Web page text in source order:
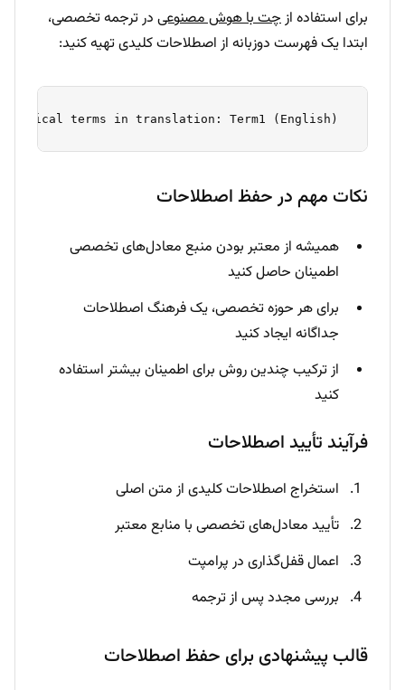
برای استفاده ازچت با هوش مصنوعی در ترجمه تخصصی،
ابتدا یک فهرست دوزبانه از اصطلاحات کلیدی تهیه کنید:
نکات مهم در حفظ اصطلاحات
همیشه از معتبر بودن منبع معادل‌های تخصصی
اطمینان حاصل کنید
برای هر حوزه تخصصی، یک فرهنگ اصطلاحات
جداگانه ایجاد کنید
از ترکیب چندین روش برای اطمینان بیشتر استفاده
کنید
فرآیند تأیید اصطلاحات
استخراج اصطلاحات کلیدی از متن اصلی
تأیید معادل‌های تخصصی با منابع معتبر
اعمال قفل‌گذاری در پرامپت
بررسی مجدد پس از ترجمه
قالب پیشنهادی برای حفظ اصطلاحات